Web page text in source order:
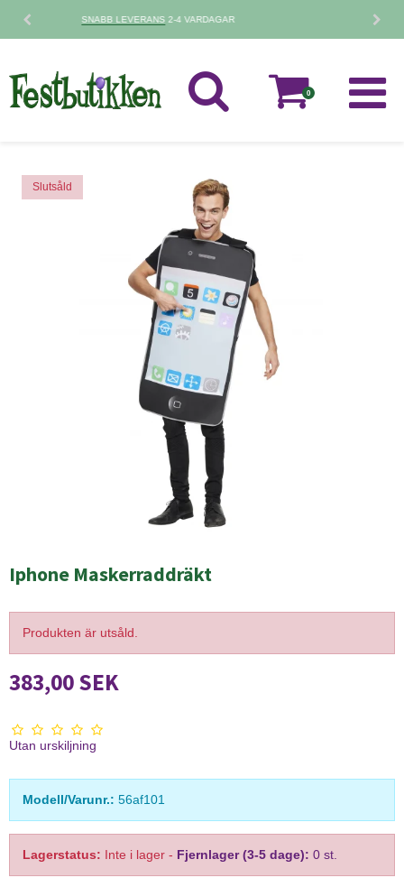
30 DAGARS
0
Slutsåld
Iphone Maskerraddräkt
Produkten är utsåld.
383,00 SEK
Utan urskiljning
Modell/Varunr.: 56af101
Lagerstatus: Inte i lager - Fjernlager (3-5 dage): 0 st.